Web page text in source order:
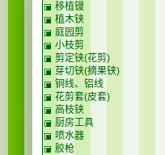
移植镘
植木铗
庭园剪
小枝剪
剪定铗(花剪)
芽切铗(摘果铗)
铜线、铝线
花剪套(皮套)
高枝铗
厨房工具
喷水器
胶枪